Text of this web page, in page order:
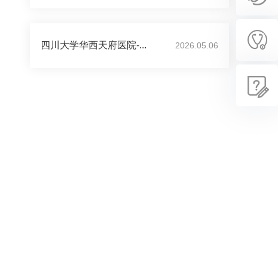
四川大学华西天府医院-... 2026.05.06